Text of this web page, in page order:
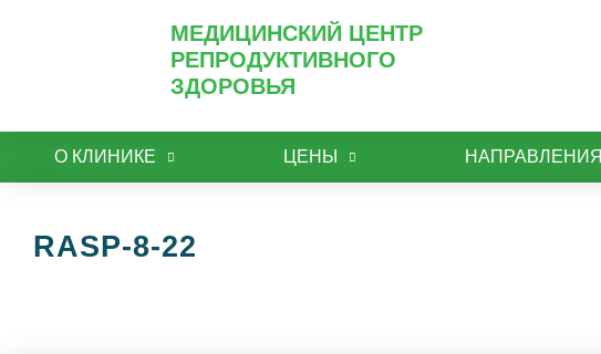
МЕДИЦИНСКИЙ ЦЕНТР
РЕПРОДУКТИВНОГО
ЗДОРОВЬЯ
О КЛИНИКЕ ЦЕНЫ НАПРАВЛЕНИЯ
RASP-8-22